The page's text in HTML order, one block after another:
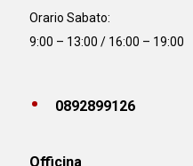
Orario Sabato:
9:00 – 13:00 / 16:00 – 19:00
0892899126
Officina